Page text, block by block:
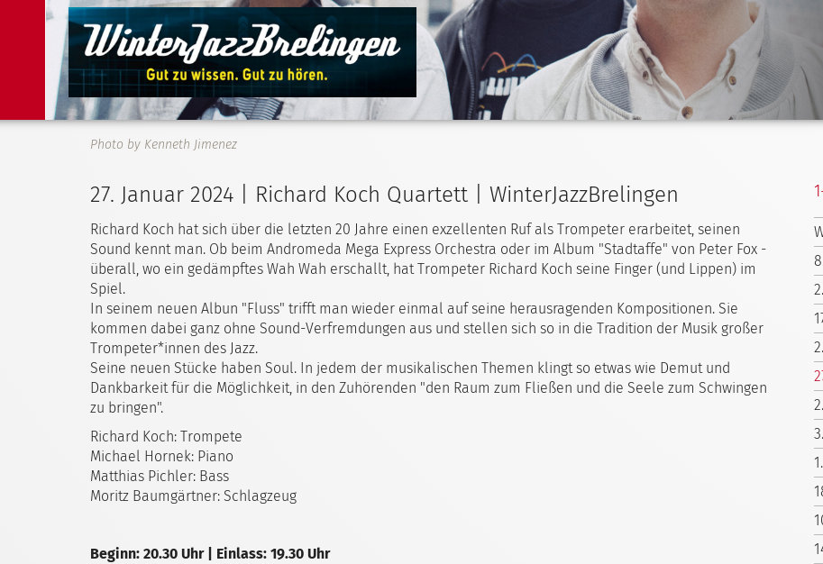
Photo by Kenneth Jimenez
27. Januar 2024 | Richard Koch Quartett | WinterJazzBrelingen
Richard Koch hat sich über die letzten 20 Jahre einen exzellenten Ruf als Trompeter erarbeitet, seinen
Sound kennt man. Ob beim Andromeda Mega Express Orchestra oder im Album "Stadtaffe" von Peter Fox -
überall, wo ein gedämpftes Wah Wah erschallt, hat Trompeter Richard Koch seine Finger (und Lippen) im
Spiel.
In seinem neuen Albun "Fluss" trifft man wieder einmal auf seine herausragenden Kompositionen. Sie
kommen dabei ganz ohne Sound-Verfremdungen aus und stellen sich so in die Tradition der Musik großer
Trompeter*innen des Jazz.
Seine neuen Stücke haben Soul. In jedem der musikalischen Themen klingt so etwas wie Demut und
Dankbarkeit für die Möglichkeit, in den Zuhörenden "den Raum zum Fließen und die Seele zum Schwingen
zu bringen".
Richard Koch: Trompete
Michael Hornek: Piano
Matthias Pichler: Bass
Moritz Baumgärtner: Schlagzeug
Beginn: 20.30 Uhr | Einlass: 19.30 Uhr